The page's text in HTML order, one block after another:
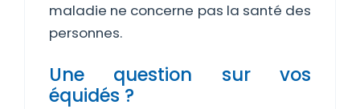
maladie ne concerne pas la santé des
personnes.
Une question sur vos
équidés ?